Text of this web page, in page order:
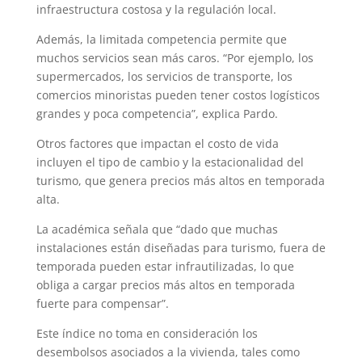
infraestructura costosa y la regulación local.
Además, la limitada competencia permite que
muchos servicios sean más caros. “Por ejemplo, los
supermercados, los servicios de transporte, los
comercios minoristas pueden tener costos logísticos
grandes y poca competencia”, explica Pardo.
Otros factores que impactan el costo de vida
incluyen el tipo de cambio y la estacionalidad del
turismo, que genera precios más altos en temporada
alta.
La académica señala que “dado que muchas
instalaciones están diseñadas para turismo, fuera de
temporada pueden estar infrautilizadas, lo que
obliga a cargar precios más altos en temporada
fuerte para compensar”.
Este índice no toma en consideración los
desembolsos asociados a la vivienda, tales como